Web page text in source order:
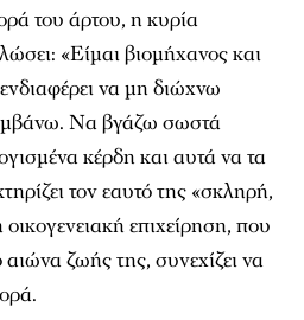
του άρτου, η κυρία
«Είµαι βιοµήχανος και
να µη διώχνω
Να βγάζω σωστά
κέρδη και αυτά να τα
τον εαυτό της «σκληρή,
επιχείρηση, που
ζωής της, συνεχίζει να